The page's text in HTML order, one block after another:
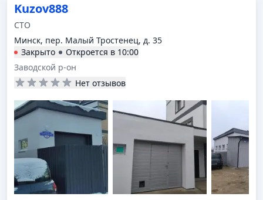
Kuzov888
СТО
Минск, пер. Малый Тростенец, д. 35
Закрыто
Откроется в 10:00
Заводской р-он
Нет отзывов